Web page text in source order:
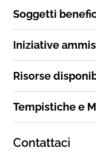
Soggetti
Iniziative
Risorse
Tempistiche e
Contattaci